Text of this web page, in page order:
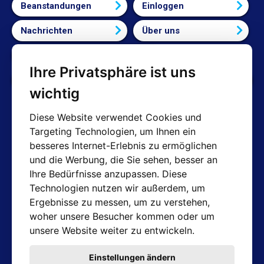
Ihre Privatsphäre ist uns
wichtig
Diese Website verwendet Cookies und
Targeting Technologien, um Ihnen ein
besseres Internet-Erlebnis zu ermöglichen
und die Werbung, die Sie sehen, besser an
Ihre Bedürfnisse anzupassen. Diese
Technologien nutzen wir außerdem, um
Ergebnisse zu messen, um zu verstehen,
woher unsere Besucher kommen oder um
unsere Website weiter zu entwickeln.
Einstellungen ändern
Beanstandungen Einloggen
Nachrichten Über uns
Cookie-Einstellungen bearbeiten
AT-Kontakte
Shop: info@hotair.cz
+420 603 357 606 (Nur Englisch)
Mo-Fr: 7:30 – 15:00
Technische Abteilung: servis@hotair.cz
Ausgabe von Waren
(Tschechische Republik - Ostrava)